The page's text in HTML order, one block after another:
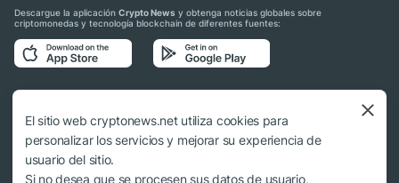
Descargue la aplicación Crypto News y obtenga noticias globales sobre
criptomonedas y tecnología blockchain de diferentes fuentes:
Síganos en las redes sociales
El sitio web cryptonews.net utiliza cookies para
personalizar los servicios y mejorar su experiencia de
usuario del sitio.
Si no desea que se procesen sus datos de usuario,